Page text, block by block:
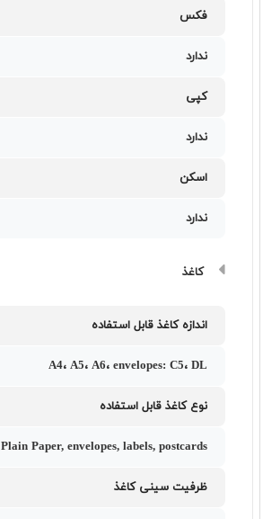
فکس
ندارد
کپی
ندارد
اسکن
ندارد
کاغذ
اندازه کاغذ قابل استفاده
A4، A5، A6، envelopes: C5، DL
نوع کاغذ قابل استفاده
Plain Paper, envelopes, labels, postcards
ظرفیت سینی کاغذ